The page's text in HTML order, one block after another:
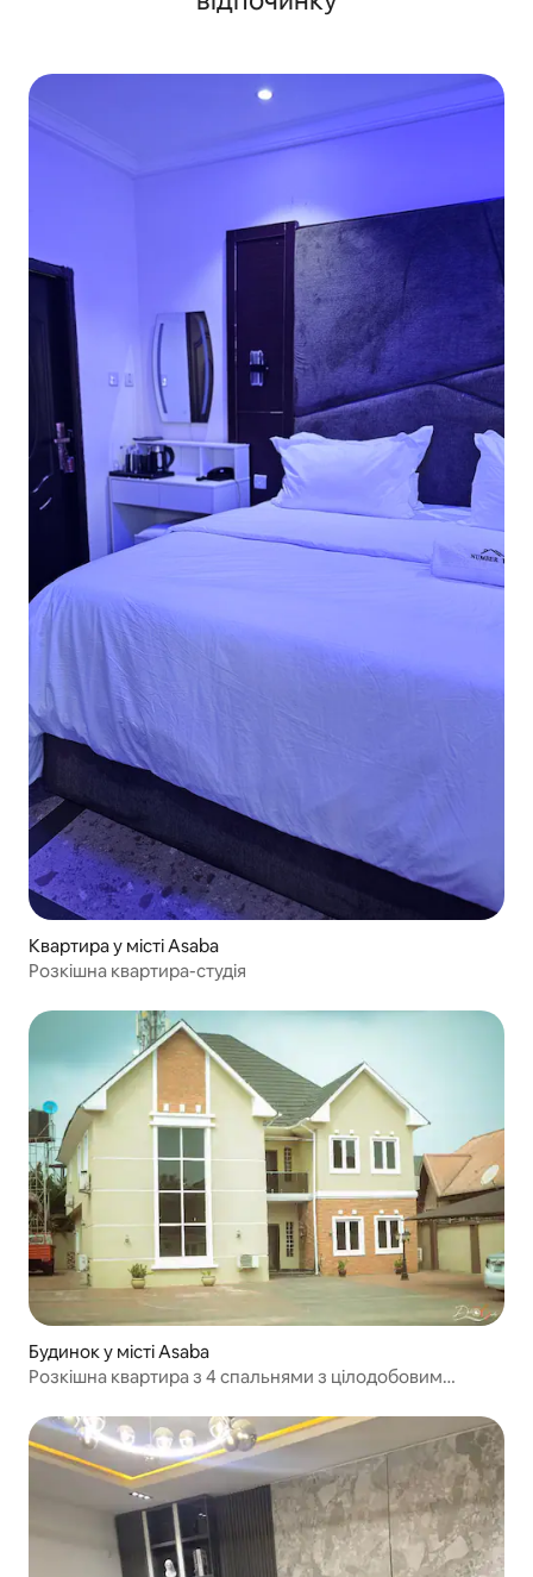
Квартира у місті Asaba
Розкішна квартира-студія
Будинок у місті Asaba
Розкішна квартира з 4 спальнями з цілодобовим